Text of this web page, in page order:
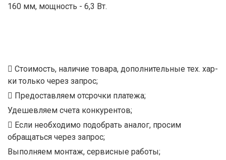
160 мм, мощность - 6,3 Вт.
Стоимость, наличие товара, дополнительные тех. хар-
ки только через запрос;
Предоставляем отсрочки платежа;
Удешевляем счета конкурентов;
Если необходимо подобрать аналог, просим
обращаться через запрос;
Выполняем монтаж, сервисные работы;